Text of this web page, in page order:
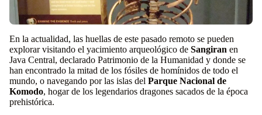
En la actualidad, las huellas de este pasado remoto se pueden
explorar visitando el yacimiento arqueológico de Sangiran en
Java Central, declarado Patrimonio de la Humanidad y donde se
han encontrado la mitad de los fósiles de homínidos de todo el
mundo, o navegando por las islas del Parque Nacional de
Komodo, hogar de los legendarios dragones sacados de la época
prehistórica.